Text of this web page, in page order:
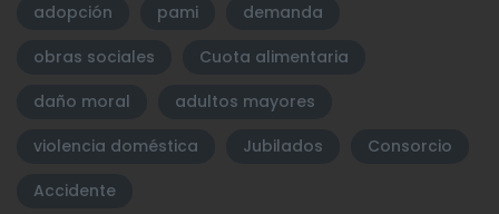
adopción
pami
demanda
obras sociales
Cuota alimentaria
daño moral
adultos mayores
violencia doméstica
Jubilados
Consorcio
Accidente